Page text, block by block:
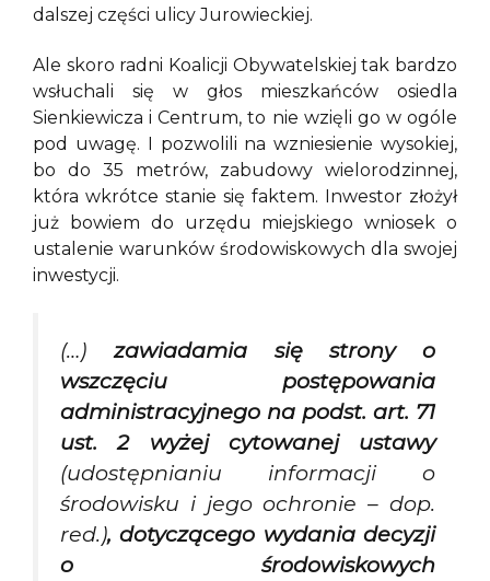
dalszej części ulicy Jurowieckiej.
Ale skoro radni Koalicji Obywatelskiej tak bardzo
wsłuchali się w głos mieszkańców osiedla
Sienkiewicza i Centrum, to nie wzięli go w ogóle
pod uwagę. I pozwolili na wzniesienie wysokiej,
bo do 35 metrów, zabudowy wielorodzinnej,
która wkrótce stanie się faktem. Inwestor złożył
już bowiem do urzędu miejskiego wniosek o
ustalenie warunków środowiskowych dla swojej
inwestycji.
(…)zawiadamia się strony o
wszczęciu postępowania
administracyjnego na podst. art. 71
ust. 2 wyżej cytowanej ustawy
(udostępnianiu informacji o
środowisku i jego ochronie – dop.
red.), dotyczącego wydania decyzji
o środowiskowych